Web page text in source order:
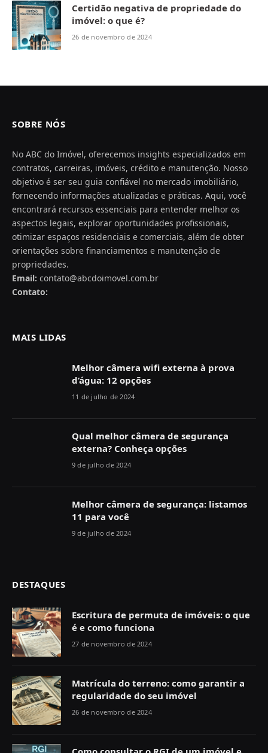
Certidão negativa de propriedade do
imóvel: o que é?
26 de novembro de 2024
SOBRE NÓS
No ABC do Imóvel, oferecemos insights especializados em
contratos, carreiras, imóveis, crédito e manutenção. Nosso
objetivo é ser seu guia confiável no mercado imobiliário,
fornecendo informações atualizadas e práticas. Aqui, você
encontrará recursos essenciais para entender melhor os
aspectos legais, explorar oportunidades profissionais,
otimizar espaços residenciais e comerciais, além de obter
orientações sobre financiamentos e manutenção de
propriedades.
Email: contato@abcdoimovel.com.br
Contato:
MAIS LIDAS
Melhor câmera wifi externa à prova
d’água: 12 opções
11 de julho de 2024
Qual melhor câmera de segurança
externa? Conheça opções
9 de julho de 2024
Melhor câmera de segurança: listamos
11 para você
9 de julho de 2024
DESTAQUES
Escritura de permuta de imóveis: o que
é e como funciona
27 de novembro de 2024
Matrícula do terreno: como garantir a
regularidade do seu imóvel
26 de novembro de 2024